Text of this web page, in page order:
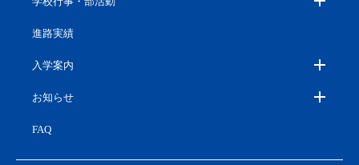
進路実績
入学案内
お知らせ
FAQ